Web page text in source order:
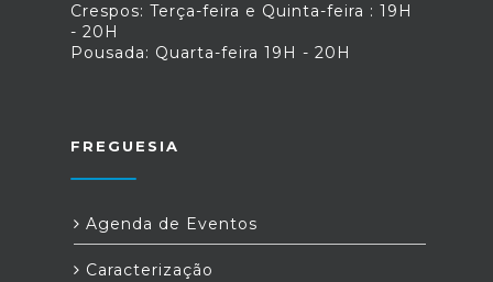
Crespos: Terça-feira e Quinta-feira : 19H
- 20H
Pousada: Quarta-feira 19H - 20H
FREGUESIA
Agenda de Eventos
Caracterização